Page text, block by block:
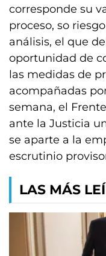
corresponde su
proceso, so
análisis, el que
oportunidad de
las medidas de
acompañadas
semana, el
ante la Justicia
se aparte a la
escrutinio
LAS MÁS